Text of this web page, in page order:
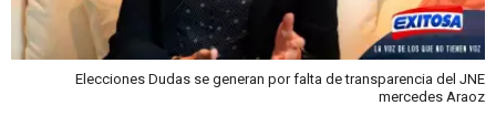
Elecciones Dudas se generan por falta de transparencia del JNE
mercedes Araoz